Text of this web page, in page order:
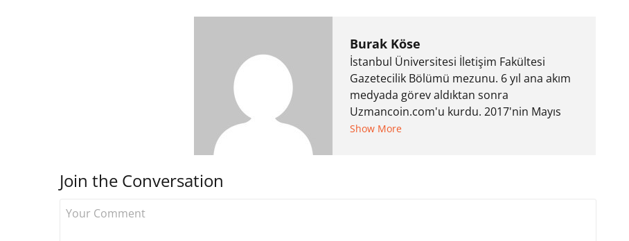
Burak Köse
İstanbul Üniversitesi İletişim Fakültesi
Gazetecilik Bölümü mezunu. 6 yıl ana akım
medyada görev aldıktan sonra
Uzmancoin.com'u kurdu. 2017'nin Mayıs
ayından bu yana bilfiil kripto para
Show More
Join the Conversation